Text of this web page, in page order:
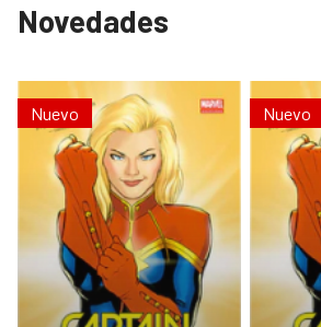
Novedades
Nuevo Nuevo